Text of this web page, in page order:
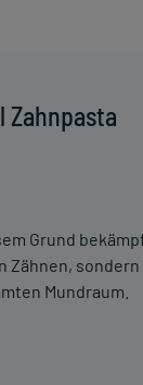
Zahnpasta
Grund
Zähnen,
Mundraum.